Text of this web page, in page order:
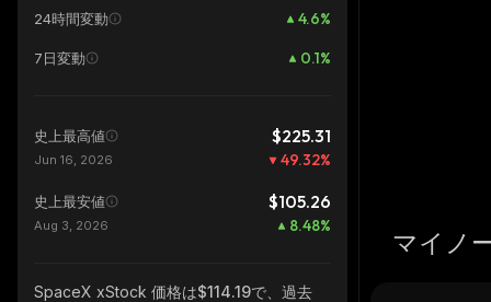
24時間変動 4.6%
7日変動 0.1%
史上最高値 $225.31
Jun 16, 2026 49.32%
史上最安値 $105.26
Aug 3, 2026 8.48%
SpaceX xStock 価格は$114.19で、過去
マイノ